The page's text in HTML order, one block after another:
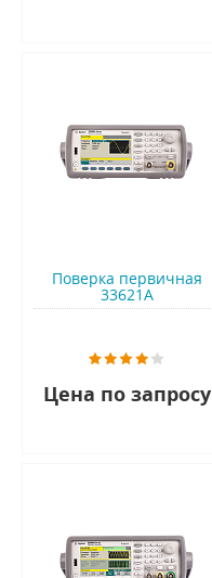
Поверка первичная
33621A
Цена по запросу